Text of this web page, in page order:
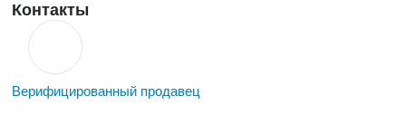
Контакты
Верифицированный продавец